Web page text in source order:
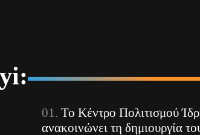
To Κέντρο Πολιτισμού
ανακοινώνει τη δημιουργία